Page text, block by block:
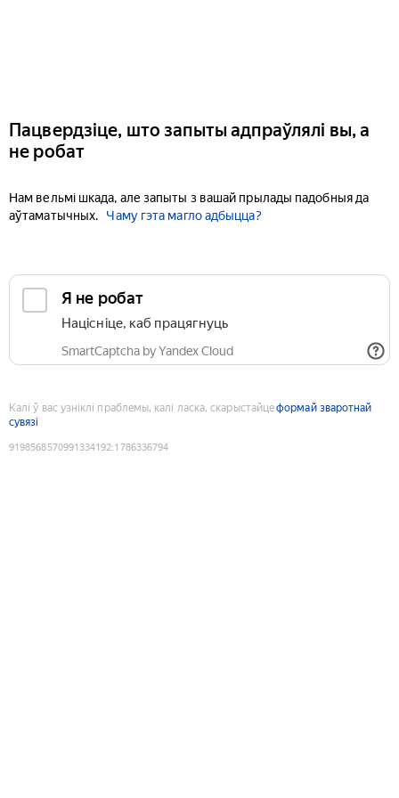
Пацвердзіце, што запыты адпраўлялі вы, а
не робат
Нам вельмі шкада, але запыты з вашай прылады падобныя да
аўтаматычных.
Чаму гэта магло адбыцца?
Я не робат
Націсніце, каб працягнуць
SmartCaptcha by Yandex Cloud
Калі ў вас узніклі праблемы, калі ласка, скарыстайцеформай зваротнай
сувязі
9198568570991334192:1786336794